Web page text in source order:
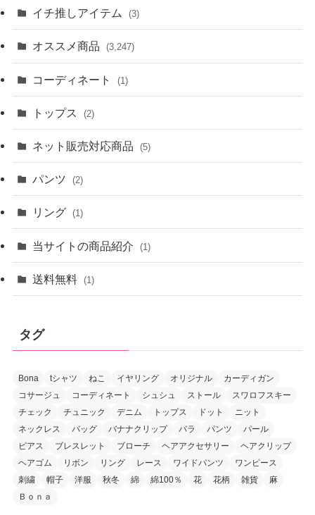
イチ推しアイテム (3)
オススメ商品 (3,247)
コーディネート (1)
トップス (2)
ネット販売対応商品 (5)
パンツ (2)
リング (1)
当サイトの商品紹介 (1)
送料無料 (1)
タグ
Bona tシャツ ねこ イヤリング オリジナル
カーディガン
コサージュ
コーディネート シュシュ ストール
スワロフスキー
チェック
チュニック デニム トップス ドット
ニット
ネックレス
バッグ バナナクリップ バラ パンツ
パール
ピアス
ブレスレット ブローチ ヘアアクセサリー
ヘアクリップ
ヘアゴム
リボン リング レース ワイドパンツ
ワンピース
刺繍
帽子 洋服 秋冬 綿 綿100％ 花 花柄 雑貨
麻
Ｂｏｎａ